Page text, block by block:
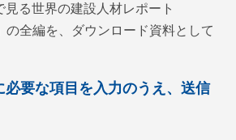
る世界の建設人材レポート
の全編を、ダウンロード資料として
必要な項目を入力のうえ、送信